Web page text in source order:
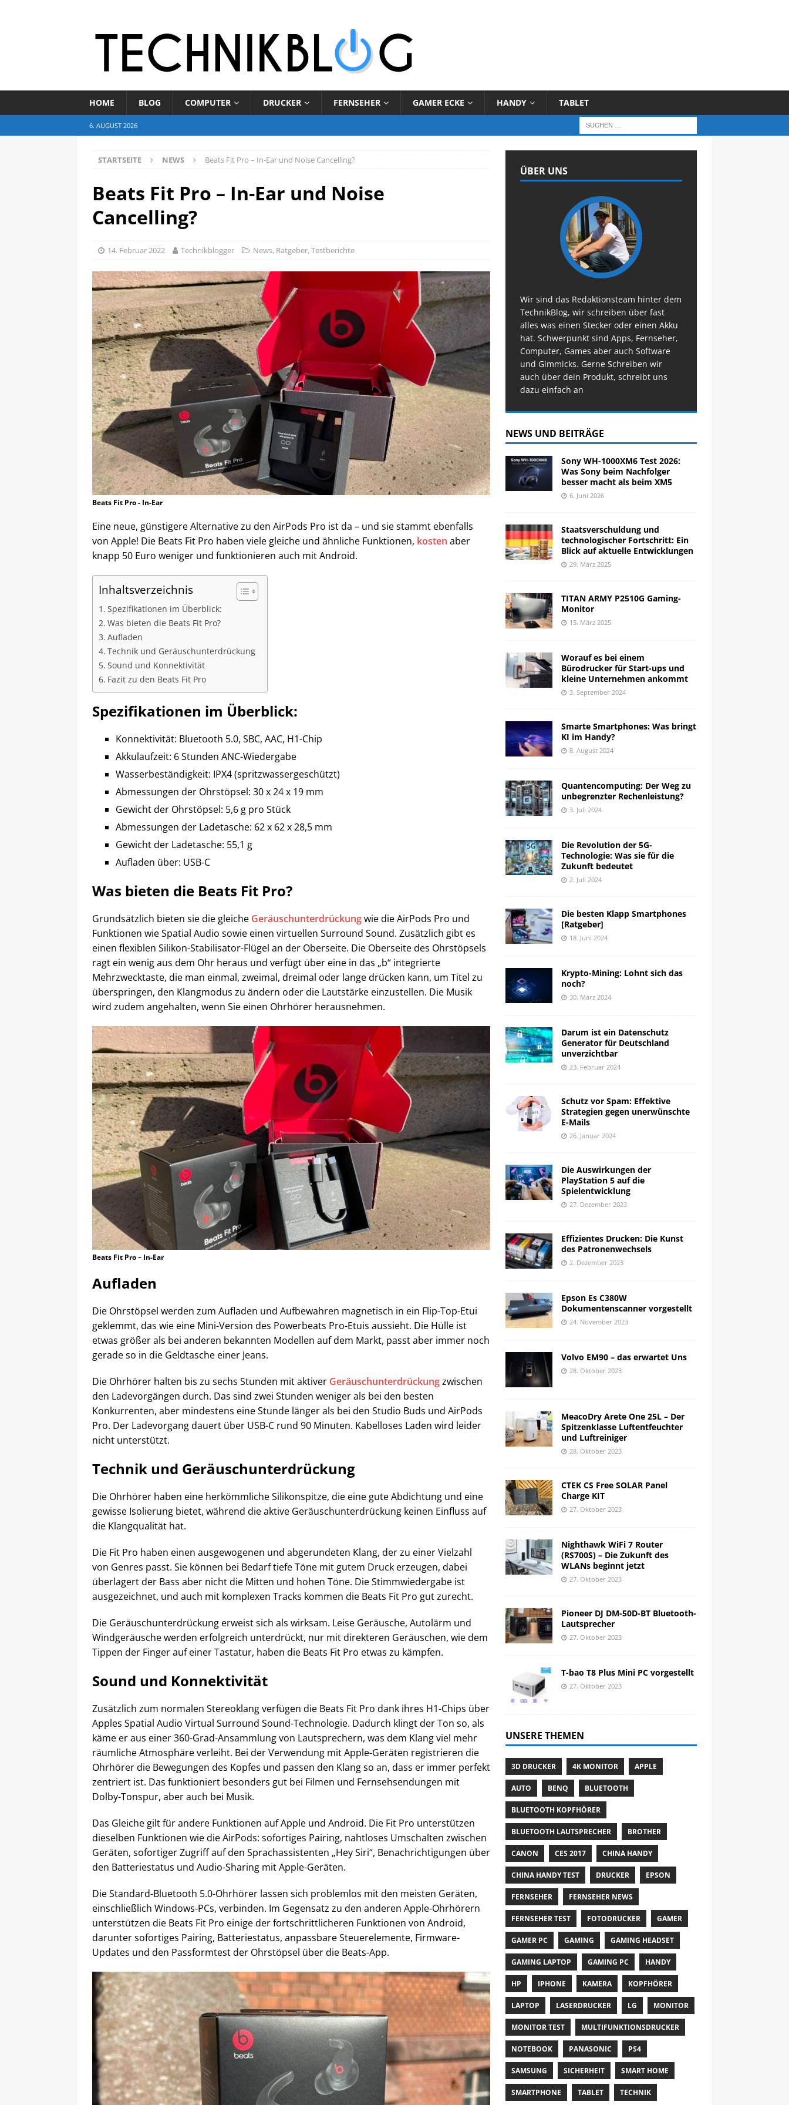
HOME BLOG COMPUTER DRUCKER FERNSEHER GAMER ECKE HANDY TABLET
6. AUGUST 2026
STARTSEITE NEWS Beats Fit Pro – In-Ear und Noise Cancelling?
Beats Fit Pro – In-Ear und Noise
Cancelling?
14. Februar 2022 Technikblogger News, Ratgeber,Testberichte
Beats Fit Pro - In-Ear
Eine neue, günstigere Alternative zu den AirPods Pro ist da – und sie stammt ebenfalls
von Apple! Die Beats Fit Pro haben viele gleiche und ähnliche Funktionen, kosten aber
knapp 50 Euro weniger und funktionieren auch mit Android.
Inhaltsverzeichnis
Spezifikationen im Überblick:
Was bieten die Beats Fit Pro?
Aufladen
Technik und Geräuschunterdrückung
Sound und Konnektivität
Fazit zu den Beats Fit Pro
Spezifikationen im Überblick:
Konnektivität: Bluetooth 5.0, SBC, AAC, H1-Chip
Akkulaufzeit: 6 Stunden ANC-Wiedergabe
Wasserbeständigkeit: IPX4 (spritzwassergeschützt)
Abmessungen der Ohrstöpsel: 30 x 24 x 19 mm
Gewicht der Ohrstöpsel: 5,6 g pro Stück
Abmessungen der Ladetasche: 62 x 62 x 28,5 mm
Gewicht der Ladetasche: 55,1 g
Aufladen über: USB-C
Was bieten die Beats Fit Pro?
Grundsätzlich bieten sie die gleiche Geräuschunterdrückungwie die AirPods Pro und
Funktionen wie Spatial Audio sowie einen virtuellen Surround Sound. Zusätzlich gibt es
einen flexiblen Silikon-Stabilisator-Flügel an der Oberseite. Die Oberseite des Ohrstöpsels
ragt ein wenig aus dem Ohr heraus und verfügt über eine in das „b“ integrierte
Mehrzwecktaste, die man einmal, zweimal, dreimal oder lange drücken kann, um Titel zu
überspringen, den Klangmodus zu ändern oder die Lautstärke einzustellen. Die Musik
wird zudem angehalten, wenn Sie einen Ohrhörer herausnehmen.
Beats Fit Pro – In-Ear
Aufladen
Die Ohrstöpsel werden zum Aufladen und Aufbewahren magnetisch in ein Flip-Top-Etui
geklemmt, das wie eine Mini-Version des Powerbeats Pro-Etuis aussieht. Die Hülle ist
etwas größer als bei anderen bekannten Modellen auf dem Markt, passt aber immer noch
gerade so in die Geldtasche einer Jeans.
Die Ohrhörer halten bis zu sechs Stunden mit aktiver Geräuschunterdrückungzwischen
den Ladevorgängen durch. Das sind zwei Stunden weniger als bei den besten
Konkurrenten, aber mindestens eine Stunde länger als bei den Studio Buds und AirPods
Pro. Der Ladevorgang dauert über USB-C rund 90 Minuten. Kabelloses Laden wird leider
nicht unterstützt.
Technik und Geräuschunterdrückung
Die Ohrhörer haben eine herkömmliche Silikonspitze, die eine gute Abdichtung und eine
gewisse Isolierung bietet, während die aktive Geräuschunterdrückung keinen Einfluss auf
die Klangqualität hat.
Die Fit Pro haben einen ausgewogenen und abgerundeten Klang, der zu einer Vielzahl
von Genres passt. Sie können bei Bedarf tiefe Töne mit gutem Druck erzeugen, dabei
überlagert der Bass aber nicht die Mitten und hohen Töne. Die Stimmwiedergabe ist
ausgezeichnet, und auch mit komplexen Tracks kommen die Beats Fit Pro gut zurecht.
Die Geräuschunterdrückung erweist sich als wirksam. Leise Geräusche, Autolärm und
Windgeräusche werden erfolgreich unterdrückt, nur mit direkteren Geräuschen, wie dem
Tippen der Finger auf einer Tastatur, haben die Beats Fit Pro etwas zu kämpfen.
Sound und Konnektivität
Zusätzlich zum normalen Stereoklang verfügen die Beats Fit Pro dank ihres H1-Chips über
Apples Spatial Audio Virtual Surround Sound-Technologie. Dadurch klingt der Ton so, als
käme er aus einer 360-Grad-Ansammlung von Lautsprechern, was dem Klang viel mehr
räumliche Atmosphäre verleiht. Bei der Verwendung mit Apple-Geräten registrieren die
Ohrhörer die Bewegungen des Kopfes und passen den Klang so an, dass er immer perfekt
zentriert ist. Das funktioniert besonders gut bei Filmen und Fernsehsendungen mit
Dolby-Tonspur, aber auch bei Musik.
Das Gleiche gilt für andere Funktionen auf Apple und Android. Die Fit Pro unterstützen
dieselben Funktionen wie die AirPods: sofortiges Pairing, nahtloses Umschalten zwischen
Geräten, sofortiger Zugriff auf den Sprachassistenten „Hey Siri“, Benachrichtigungen über
den Batteriestatus und Audio-Sharing mit Apple-Geräten.
Die Standard-Bluetooth 5.0-Ohrhörer lassen sich problemlos mit den meisten Geräten,
einschließlich Windows-PCs, verbinden. Im Gegensatz zu den anderen Apple-Ohrhörern
unterstützen die Beats Fit Pro einige der fortschrittlicheren Funktionen von Android,
darunter sofortiges Pairing, Batteriestatus, anpassbare Steuerelemente, Firmware-
Updates und den Passformtest der Ohrstöpsel über die Beats-App.
ÜBER UNS
Wir sind das Redaktionsteam hinter dem
TechnikBlog, wir schreiben über fast
alles was einen Stecker oder einen Akku
hat. Schwerpunkt sind Apps, Fernseher,
Computer, Games aber auch Software
und Gimmicks. Gerne Schreiben wir
auch über dein Produkt, schreibt uns
dazu einfach an
NEWS UND BEITRÄGE
Sony WH-1000XM6 Test 2026:
Was Sony beim Nachfolger
besser macht als beim XM5
6. Juni 2026
Staatsverschuldung und
technologischer Fortschritt: Ein
Blick auf aktuelle Entwicklungen
29. März 2025
TITAN ARMY P2510G Gaming-
Monitor
15. März 2025
Worauf es bei einem
Bürodrucker für Start-ups und
kleine Unternehmen ankommt
3. September 2024
Smarte Smartphones: Was bringt
KI im Handy?
8. August 2024
Quantencomputing: Der Weg zu
unbegrenzter Rechenleistung?
3. Juli 2024
Die Revolution der 5G-
Technologie: Was sie für die
Zukunft bedeutet
2. Juli 2024
Die besten Klapp Smartphones
[Ratgeber]
18. Juni 2024
Krypto-Mining: Lohnt sich das
noch?
30. März 2024
Darum ist ein Datenschutz
Generator für Deutschland
unverzichtbar
23. Februar 2024
Schutz vor Spam: Effektive
Strategien gegen unerwünschte
E-Mails
26. Januar 2024
Die Auswirkungen der
PlayStation 5 auf die
Spielentwicklung
27. Dezember 2023
Effizientes Drucken: Die Kunst
des Patronenwechsels
2. Dezember 2023
Epson Es C380W
Dokumentenscanner vorgestellt
24. November 2023
Volvo EM90 – das erwartet Uns
28. Oktober 2023
MeacoDry Arete One 25L – Der
Spitzenklasse Luftentfeuchter
und Luftreiniger
28. Oktober 2023
CTEK CS Free SOLAR Panel
Charge KIT
27. Oktober 2023
Nighthawk WiFi 7 Router
(RS700S) – Die Zukunft des
WLANs beginnt jetzt
27. Oktober 2023
Pioneer DJ DM-50D-BT Bluetooth-
Lautsprecher
27. Oktober 2023
T-bao T8 Plus Mini PC vorgestellt
27. Oktober 2023
UNSERE THEMEN
3D DRUCKER 4K MONITOR APPLE
AUTO BENQ BLUETOOTH
BLUETOOTH KOPFHÖRER
BLUETOOTH LAUTSPRECHER BROTHER
CANON CES 2017 CHINA HANDY
CHINA HANDY TEST DRUCKER EPSON
FERNSEHER FERNSEHER NEWS
FERNSEHER TEST FOTODRUCKER GAMER
GAMER PC GAMING GAMING HEADSET
GAMING LAPTOP GAMING PC HANDY
HP IPHONE KAMERA KOPFHÖRER
LAPTOP LASERDRUCKER LG MONITOR
MONITOR TEST MULTIFUNKTIONSDRUCKER
NOTEBOOK PANASONIC PS4
SAMSUNG SICHERHEIT SMART HOME
SMARTPHONE TABLET TECHNIK